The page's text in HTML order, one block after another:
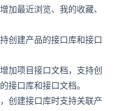
加最近浏览、我的收藏、
创建产品的接口库和接口
加项目接口文档，支持创
接口库和接口文档。
创建接口库时支持关联产